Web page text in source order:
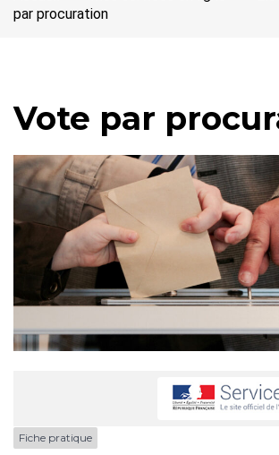
par procuration
Vote par
Fiche pratique